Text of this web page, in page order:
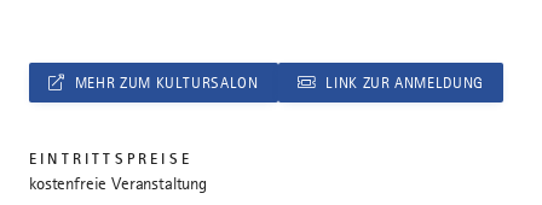
MEHR ZUM KULTURSALON LINK ZUR ANMELDUNG
EINTRITTSPREISE
kostenfreie Veranstaltung